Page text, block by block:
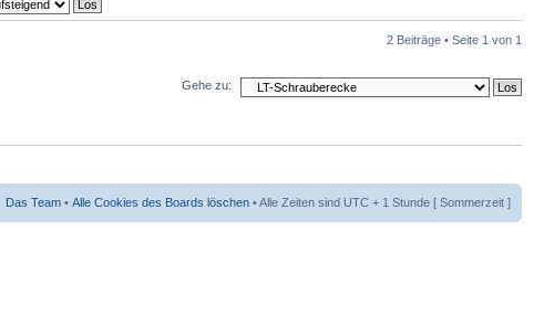
2 Beiträge • Seite 1 von 1
Gehe zu:
Das Team • Alle Cookies des Boards löschen • Alle Zeiten sind UTC + 1 Stunde [ Sommerzeit ]